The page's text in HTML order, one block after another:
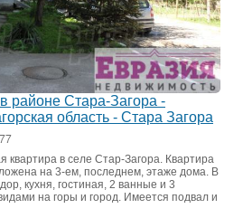
районе Стара-Загора -
область - Стара Загора
квартира в селе Стар-Загора. Квартира
на 3-ем, последнем, этаже дома. В
кухня, гостиная, 2 ванные и 3
на горы и город. Имеется подвал и